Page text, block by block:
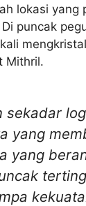
lokasi yang
puncak
Mithril.
sekadar
yang
yang